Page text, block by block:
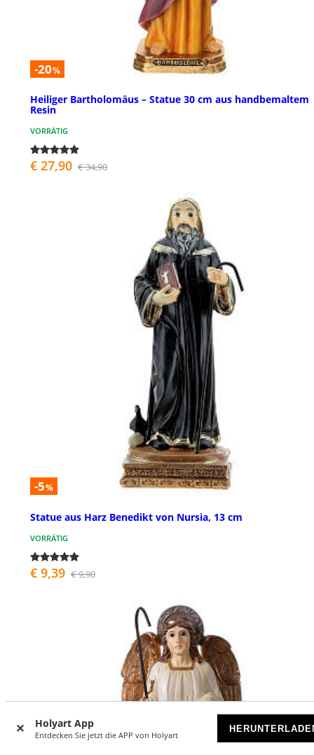
Holyart App
Entdecken Sie jetzt die APP von Holyart
-20%
Heiliger Bartholomäus – Statue 30 cm aus handbemaltem
Resin
VORRÄTIG
€ 27,90 € 34,90
-5%
Statue aus Harz Benedikt von Nursia, 13 cm
VORRÄTIG
€ 9,39 € 9,90